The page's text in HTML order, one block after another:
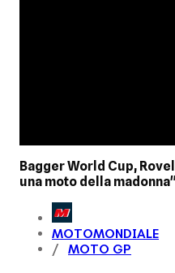
Bagger World Cup,
una moto della
MOTOMONDIALE
MOTO GP